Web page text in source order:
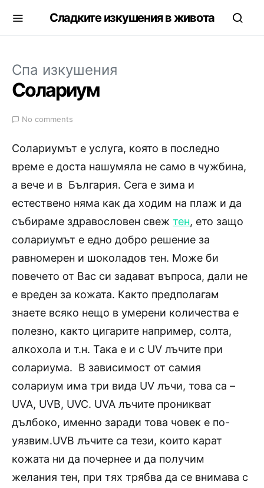
Сладките изкушения в живота
Спа изкушения
Солариум
No comments
Солариумът е услуга, която в последно
време е доста нашумяла не само в чужбина,
а вече и в България. Сега е зима и
естествено няма как да ходим на плаж и да
събираме здравословен свеж тен, ето защо
солариумът е едно добро решение за
равномерен и шоколадов тен. Може би
повечето от Вас си задават въпроса, дали не
е вреден за кожата. Както предполагам
знаете всяко нещо в умерени количества е
полезно, както цигарите например, солта,
алкохола и т.н. Така е и с UV лъчите при
солариума. В зависимост от самия
солариум има три вида UV лъчи, това са –
UVA, UVB, UVC. UVA лъчите проникват
дълбоко, именно заради това човек е по-
уязвим.UVB лъчите са тези, които карат
кожата ни да почернее и да получим
желания тен, при тях трябва да се внимава с